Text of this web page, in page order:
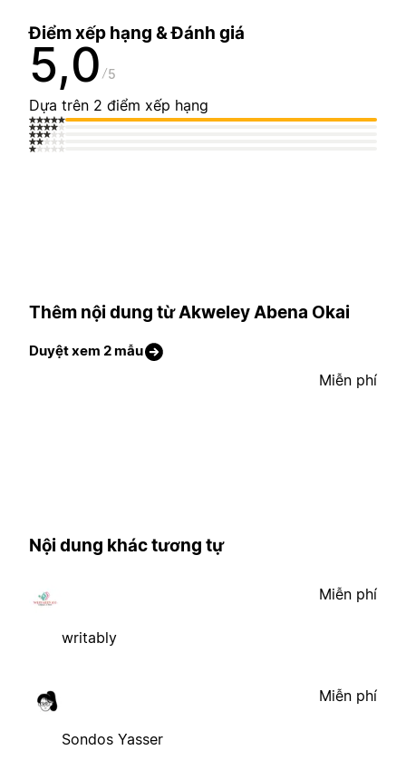
Điểm xếp hạng & Đánh giá
5,0 5
Dựa trên 2 điểm xếp hạng
Thêm nội dung từ Akweley Abena Okai
Duyệt xem 2 mẫu
Miễn phí
Nội dung khác tương tự
writably
Miễn phí
Sondos Yasser
Miễn phí